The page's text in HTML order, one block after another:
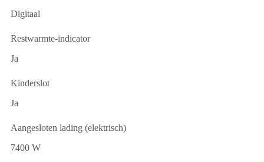
Digitaal
Restwarmte-indicator
Ja
Kinderslot
Ja
Aangesloten lading (elektrisch)
7400 W